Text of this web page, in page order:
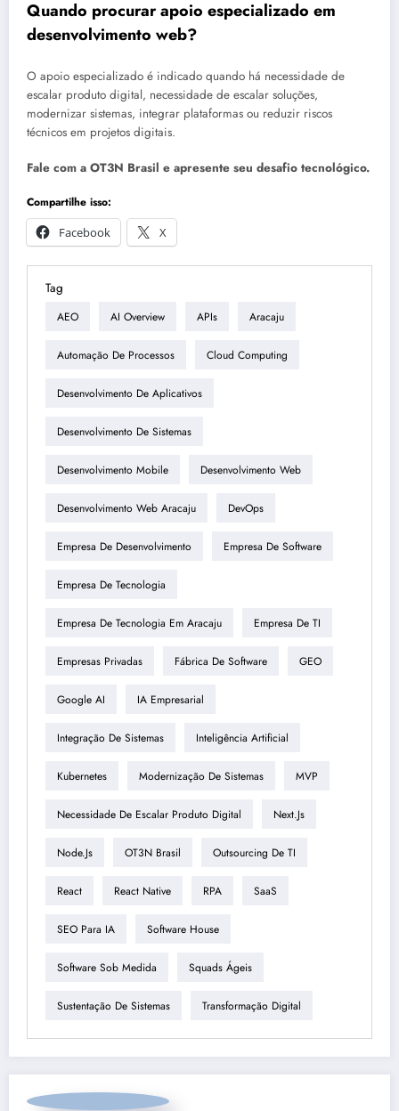
Quando procurar apoio especializado em
desenvolvimento web?
O apoio especializado é indicado quando há necessidade de
escalar produto digital, necessidade de escalar soluções,
modernizar sistemas, integrar plataformas ou reduzir riscos
técnicos em projetos digitais.
Fale com a OT3N Brasil e apresente seu desafio tecnológico.
Compartilhe isso:
Facebook
X
Tag
AEO AI Overview APIs Aracaju
Automação De Processos Cloud Computing
Desenvolvimento De Aplicativos
Desenvolvimento De Sistemas
Desenvolvimento Mobile Desenvolvimento Web
Desenvolvimento Web Aracaju DevOps
Empresa De Desenvolvimento Empresa De Software
Empresa De Tecnologia
Empresa De Tecnologia Em Aracaju Empresa De TI
Empresas Privadas Fábrica De Software GEO
Google AI IA Empresarial
Integração De Sistemas Inteligência Artificial
Kubernetes Modernização De Sistemas MVP
Necessidade De Escalar Produto Digital Next.js
Node.js OT3N Brasil Outsourcing De TI
React React Native RPA SaaS
SEO Para IA Software House
Software Sob Medida Squads Ágeis
Sustentação De Sistemas Transformação Digital